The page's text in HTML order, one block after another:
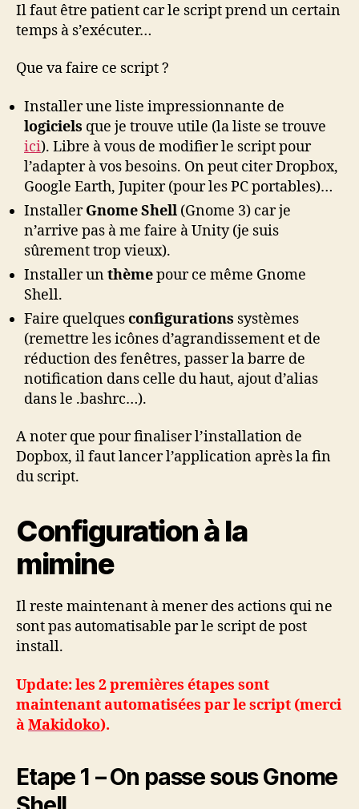
Il faut être patient car le script prend un certain
temps à s’exécuter…
Que va faire ce script ?
Installer une liste impressionnante de
logiciels que je trouve utile (la liste se trouve
ici). Libre à vous de modifier le script pour
l’adapter à vos besoins. On peut citer Dropbox,
Google Earth, Jupiter (pour les PC portables)…
InstallerGnome Shell (Gnome 3) car je
n’arrive pas à me faire à Unity (je suis
sûrement trop vieux).
Installer unthèmepour ce même Gnome
Shell.
Faire quelquesconfigurations systèmes
(remettre les icônes d’agrandissement et de
réduction des fenêtres, passer la barre de
notification dans celle du haut, ajout d’alias
dans le .bashrc…).
A noter que pour finaliser l’installation de
Dopbox, il faut lancer l’application après la fin
du script.
Configuration à la
mimine
Il reste maintenant à mener des actions qui ne
sont pas automatisable par le script de post
install.
Update: les 2 premières étapes sont
maintenant automatisées par le script (merci
àMakidoko).
Etape 1 – On passe sous Gnome